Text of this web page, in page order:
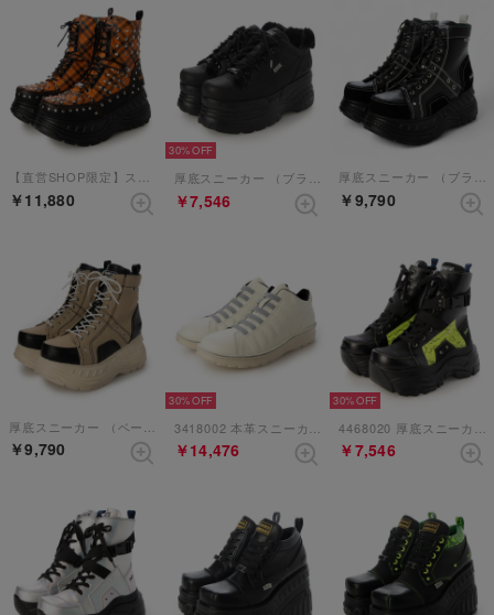
【直営SHOP限定】スタッズ厚底スニーカー （オレンジコンビ）
￥11,880
30%
厚底スニーカー （ブラック）
￥7,546
厚底スニーカー （ブラックホワイト）
￥9,790
厚底スニーカー （ベージュコンビ）
￥9,790
30%
3418002 本革スニーカー （アイボリー）
￥14,476
30%
4468020 厚底スニーカー （ブラックグリーン）
￥7,546